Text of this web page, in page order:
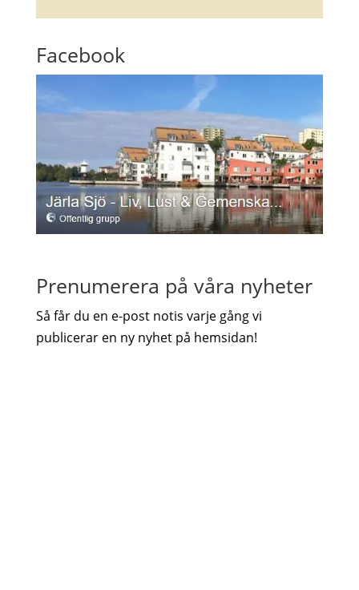
Facebook
Prenumerera på våra nyheter
Så får du en e-post notis varje gång vi
publicerar en ny nyhet på hemsidan!